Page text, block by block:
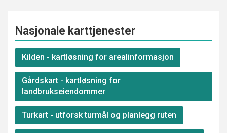
Nasjonale karttjenester
Kilden - kartløsning for arealinformasjon
Gårdskart - kartløsning for
landbrukseiendommer
Turkart - utforsk turmål og planlegg ruten